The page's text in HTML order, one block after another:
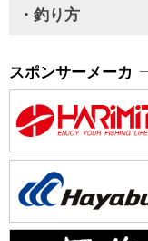
・釣り方
スポンサーメーカ